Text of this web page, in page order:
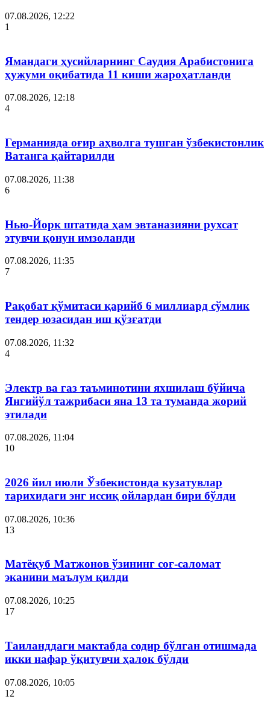
07.08.2026, 12:22
1
Ямандаги ҳусийларнинг Саудия Арабистонига
ҳужуми оқибатида 11 киши жароҳатланди
07.08.2026, 12:18
4
Германияда оғир аҳволга тушган ўзбекистонлик
Ватанга қайтарилди
07.08.2026, 11:38
6
Нью-Йорк штатида ҳам эвтаназияни рухсат
этувчи қонун имзоланди
07.08.2026, 11:35
7
Рақобат қўмитаси қарийб 6 миллиард сўмлик
тендер юзасидан иш қўзғатди
07.08.2026, 11:32
4
Электр ва газ таъминотини яхшилаш бўйича
Янгийўл тажрибаси яна 13 та туманда жорий
этилади
07.08.2026, 11:04
10
2026 йил июли Ўзбекистонда кузатувлар
тарихидаги энг иссиқ ойлардан бири бўлди
07.08.2026, 10:36
13
Матёқуб Матжонов ўзининг соғ-саломат
эканини маълум қилди
07.08.2026, 10:25
17
Таиланддаги мактабда содир бўлган отишмада
икки нафар ўқитувчи ҳалок бўлди
07.08.2026, 10:05
12